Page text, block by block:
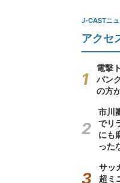
J-CASTニュ
アクセ
電撃
バン
の方
市川
でリ
にも
った
サッ
超ミ